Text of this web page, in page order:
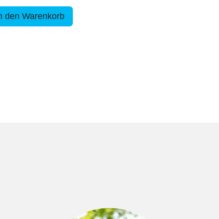
den Warenkorb